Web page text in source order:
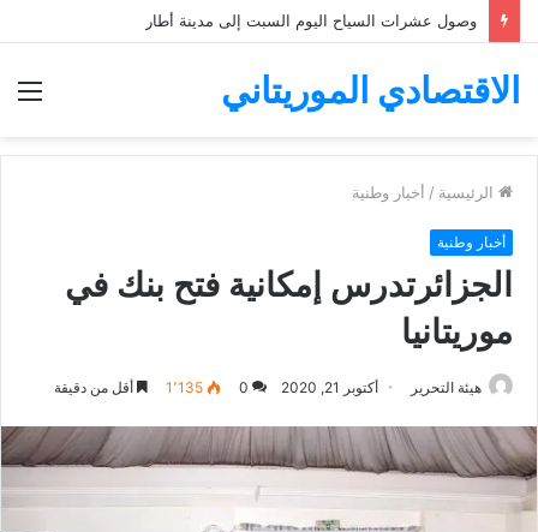
موريتانيا تودع ملف ترشحها لرئاسة مجموعة البنك الإفريقي للتنمية
الاقتصادي الموريتاني
الرئيسية / أخبار وطنية
أخبار وطنية
الجزائرتدرس إمكانية فتح بنك في
موريتانيا
هيئة التحرير أكتوبر 21, 2020 0 1٬135 أقل من دقيقة